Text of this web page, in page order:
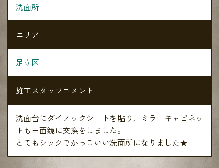
洗面所
エリア
足立区
施工スタッフコメント
洗面台にダイノックシートを貼り、ミラーキャビネッ
トも三面鏡に交換をしました。
とてもシックでかっこいい洗面所になりました★